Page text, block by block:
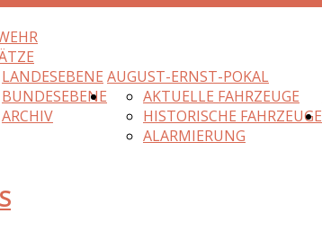
AUGUST-ERNST-POKAL
LANDESEBENE
BUNDESEBENE
ARCHIV
AKTUELLE FAHRZEUGE
HISTORISCHE FAHRZEUGE
ALARMIERUNG